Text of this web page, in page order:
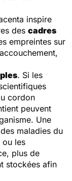
inspire
des cadres
empreintes sur
. Si les
cordon
peuvent
Une
maladies du
ou les
plus de
stockées afin